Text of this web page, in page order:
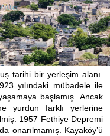
tarihi bir yerleşim alanı.
yılındaki mübadele ile
başlamış. Ancak
yurdun farklı yerlerine
1957 Fethiye Depremi
onarılmamış. Kayaköy’ü